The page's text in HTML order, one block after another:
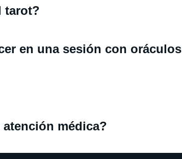
tarot?
en una sesión con
médica?